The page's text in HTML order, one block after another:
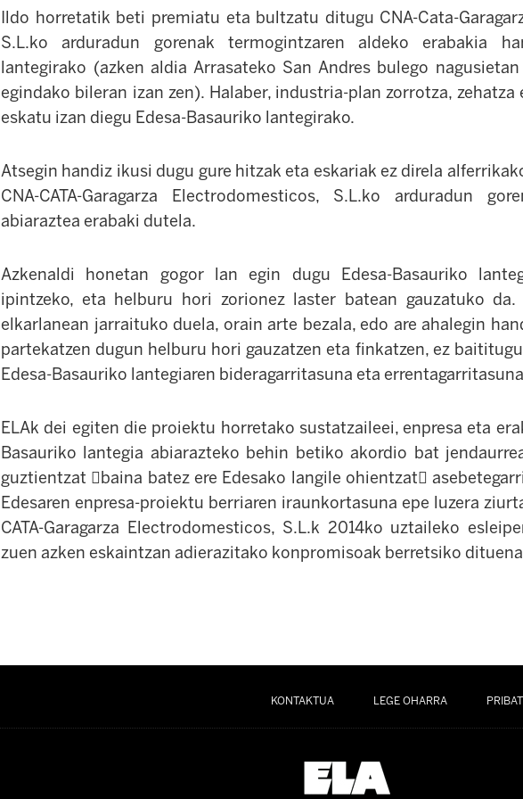
Ildo horretatik beti premiatu eta bultzatu ditugu CNA-Cata-
S.L.ko arduradun gorenak termogintzaren aldeko erabakia
lantegirako (azken aldia Arrasateko San Andres bulego
egindako bileran izan zen). Halaber, industria-plan zorrotza,
eskatu izan diegu Edesa-Basauriko lantegirako.
Atsegin handiz ikusi dugu gure hitzak eta eskariak ez direla
CNA-CATA-Garagarza Electrodomesticos, S.L.ko arduradun
abiaraztea erabaki dutela.
Azkenaldi honetan gogor lan egin dugu Edesa-Basauriko
ipintzeko, eta helburu hori zorionez laster batean gauzatuko da.
elkarlanean jarraituko duela, orain arte bezala, edo are ahalegin
partekatzen dugun helburu hori gauzatzen eta finkatzen, ez
Edesa-Basauriko lantegiaren bideragarritasuna eta
ELAk dei egiten die proiektu horretako sustatzaileei, enpresa eta
Basauriko lantegia abiarazteko behin betiko akordio bat
guztientzat  baina batez ere Edesako langile ohientzat
Edesaren enpresa-proiektu berriaren iraunkortasuna epe luzera
CATA-Garagarza Electrodomesticos, S.L.k 2014ko uztaileko
zuen azken eskaintzan adierazitako konpromisoak berretsiko
KONTAKTUA LEGE OHARRA